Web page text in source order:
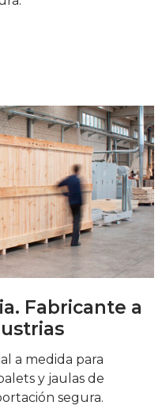
Fabricante a
a medida para
y jaulas de
segura.